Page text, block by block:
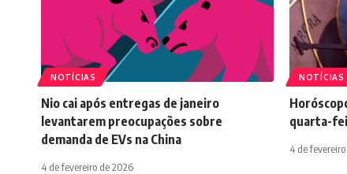
NOTÍCIAS
Nio cai após entregas de janeiro
levantarem preocupações sobre
demanda de EVs na China
4 de fevereiro de 2026
NOTÍCIAS
quarta-
4 de